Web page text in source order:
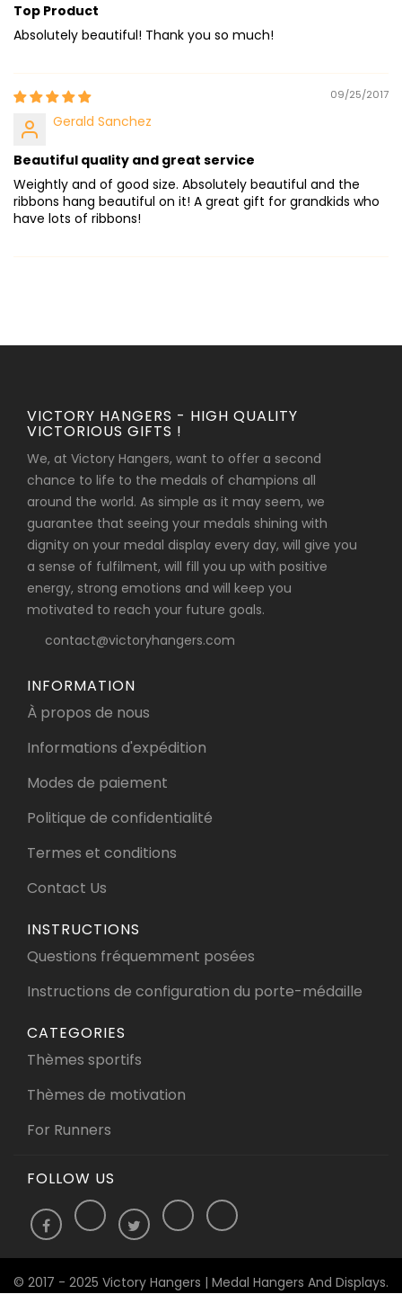
Top Product
Absolutely beautiful! Thank you so much!
09/25/2017
Gerald Sanchez
Beautiful quality and great service
Weightly and of good size. Absolutely beautiful and the
ribbons hang beautiful on it! A great gift for grandkids who
have lots of ribbons!
VICTORY HANGERS - HIGH QUALITY
VICTORIOUS GIFTS !
We, at Victory Hangers, want to offer a second
chance to life to the medals of champions all
around the world. As simple as it may seem, we
guarantee that seeing your medals shining with
dignity on your medal display every day, will give you
a sense of fulfilment, will fill you up with positive
energy, strong emotions and will keep you
motivated to reach your future goals.
contact@victoryhangers.com
INFORMATION
À propos de nous
Informations d'expédition
Modes de paiement
Politique de confidentialité
Termes et conditions
Contact Us
INSTRUCTIONS
Questions fréquemment posées
Instructions de configuration du porte-médaille
CATEGORIES
Thèmes sportifs
Thèmes de motivation
For Runners
FOLLOW US
© 2017 - 2025 Victory Hangers | Medal Hangers And Displays.